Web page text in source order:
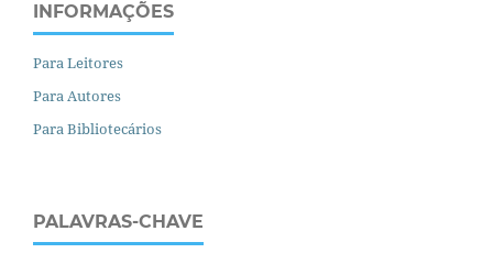
INFORMAÇÕES
Para Leitores
Para Autores
Para Bibliotecários
PALAVRAS-CHAVE